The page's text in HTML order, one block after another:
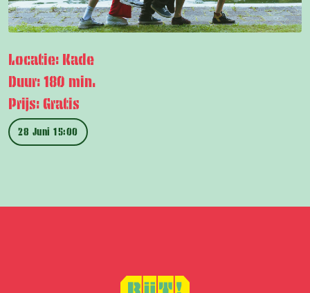
Locatie: Kade
Duur: 180 min.
Prijs: Gratis
28 Juni 15:00